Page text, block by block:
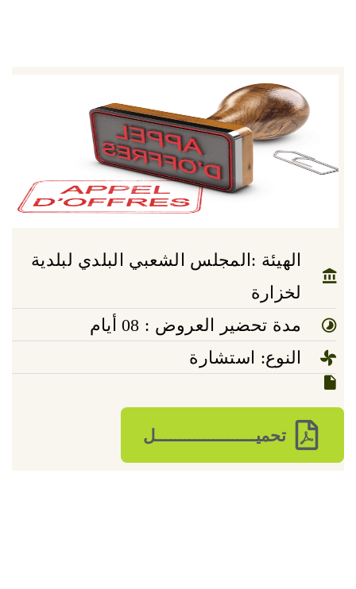
الهيئة :المجلس الشعبي البلدي لبلدية
لخزارة
مدة تحضير العروض : 08 أيام
النوع: استشارة
تحميـــــــــــــــــــــل